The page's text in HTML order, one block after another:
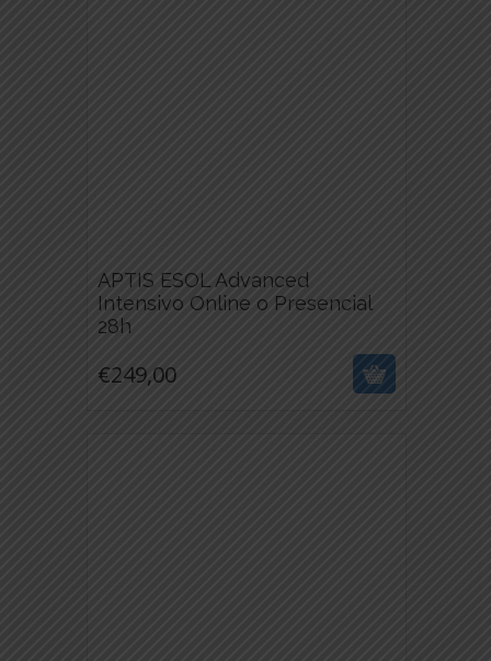
APTIS ESOL Advanced
Intensivo Online o Presencial
28h
€249,00ESTE